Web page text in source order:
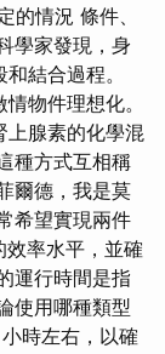
情況 條件、
學家發現，身
結合過程。
物件理想化。
上腺素的化學混
種方式互相稱
爾德，我是莫
希望實現兩件
率水平，並確
運行時間是指
使用哪種類型
時左右，以確